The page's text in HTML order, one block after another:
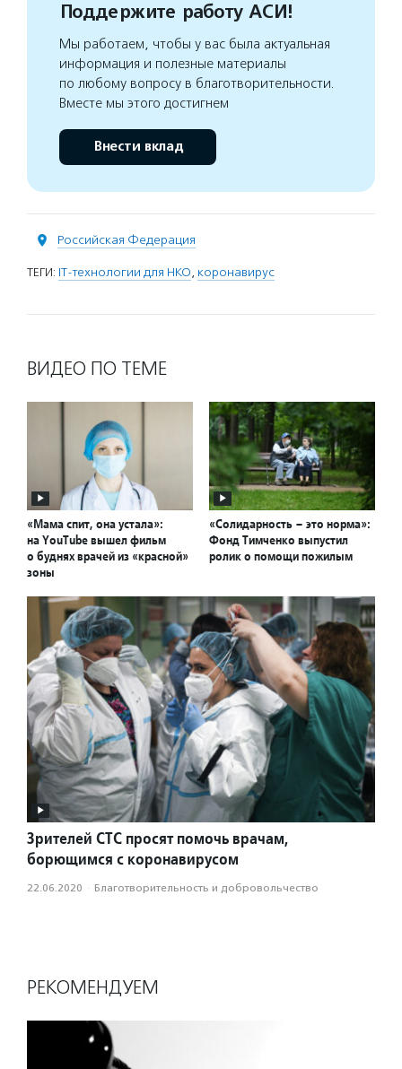
Поддержите работу АСИ!
Мы работаем, чтобы у вас была актуальная
информация и полезные материалы
по любому вопросу в благотворительности.
Вместе мы этого достигнем
Внести вклад
Российская Федерация
ТЕГИ: IT-технологии для НКО, коронавирус
ВИДЕО ПО ТЕМЕ
«Мама спит, она устала»:
на YouTube вышел фильм
о буднях врачей из «красной»
зоны
«Солидарность – это норма»:
Фонд Тимченко выпустил
ролик о помощи пожилым
Зрителей СТС просят помочь врачам,
борющимся с коронавирусом
22.06.2020 · Благотвори­тель­ность и доброволь­чест­во
РЕКОМЕНДУЕМ